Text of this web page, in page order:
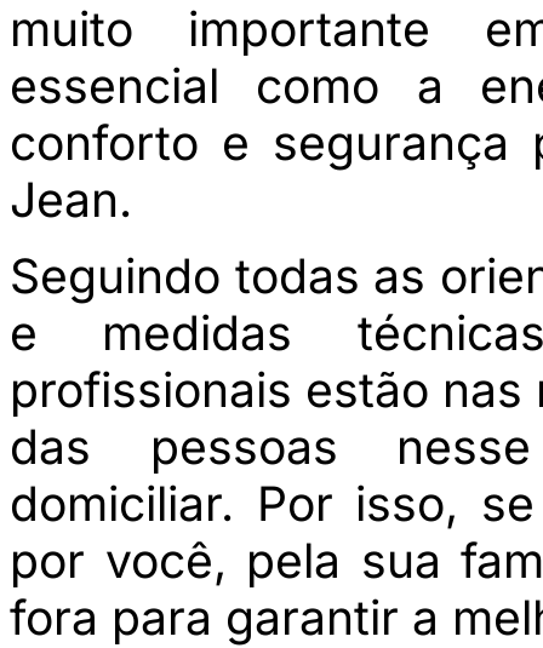
muito importante
essencial como a
conforto e segurança
Jean.
Seguindo todas as
e medidas
profissionais estão
das pessoas
domiciliar. Por isso,
por você, pela sua
fora para garantir a